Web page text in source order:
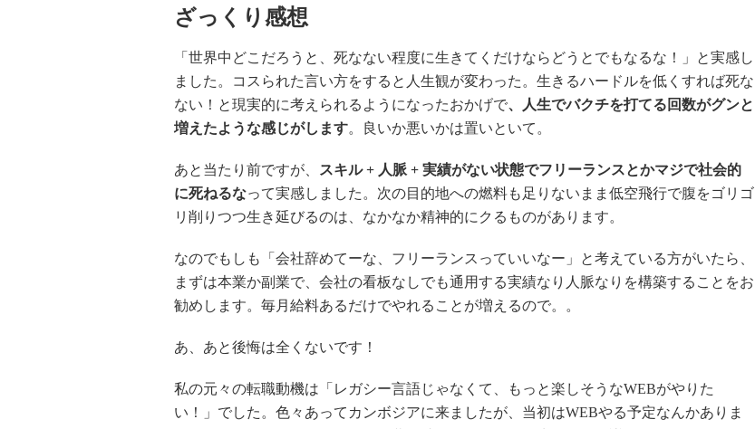
ざっくり感想
「世界中どこだろうと、死なない程度に生きてくだけならどうとでもなるな！」と実感し
ました。コスられた言い方をすると人生観が変わった。生きるハードルを低くすれば死な
ない！と現実的に考えられるようになったおかげで、人生でバクチを打てる回数がグンと
増えたような感じがします。良いか悪いかは置いといて。
あと当たり前ですが、 スキル + 人脈 + 実績がない状態でフリーランスとかマジで社会的
に死ねるなって実感しました。次の目的地への燃料も足りないまま低空飛行で腹をゴリゴ
リ削りつつ生き延びるのは、なかなか精神的にクるものがあります。
なのでもしも「会社辞めてーな、フリーランスっていいなー」と考えている方がいたら、
まずは本業か副業で、会社の看板なしでも通用する実績なり人脈なりを構築することをお
勧めします。毎月給料あるだけでやれることが増えるので。。
あ、あと後悔は全くないです！
私の元々の転職動機は「レガシー言語じゃなくて、もっと楽しそうなWEBがやりた
い！」でした。色々あってカンボジアに来ましたが、当初はWEBやる予定なんかありま